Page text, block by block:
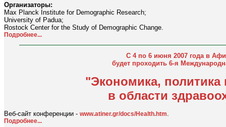
Организаторы:
Max Planck Institute for Demographic Research;
University of Padua;
Rostock Center for the Study of Demographic Change.
Подробнее...
С 4 по 6 июня 2007 года в
будет проходить 6-я
"Экономика, политика
в области
Веб-сайт конференции - www.atiner.gr/docs/Health.htm
Подробнее...